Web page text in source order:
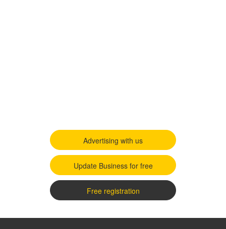
Advertising with us
Update Business for free
Free registration